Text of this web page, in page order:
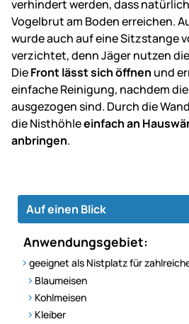
verhindert werden, dass
Vogelbrut am Boden erreichen.
wurde auch auf eine Sitzstange
verzichtet, denn Jäger nutzen
DieFront lässt sich öffnen und
einfache Reinigung, nachdem
ausgezogen sind. Durch die
die Nisthöhleeinfach an
anbringen.
Auf einen Blick
Anwendungsgebiet:
geeignet als Nistplatz für
Blaumeisen
Kohlmeisen
Kleiber